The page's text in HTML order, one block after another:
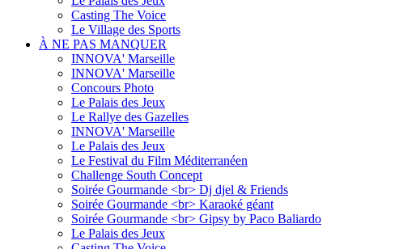
Casting The Voice
Le Village des Sports
À NE PAS MANQUER
INNOVA' Marseille
INNOVA' Marseille
Concours Photo
Le Palais des Jeux
Le Rallye des Gazelles
INNOVA' Marseille
Le Palais des Jeux
Le Festival du Film Méditerranéen
Challenge South Concept
Soirée Gourmande <br> Dj djel & Friends
Soirée Gourmande <br> Karaoké géant
Soirée Gourmande <br> Gipsy by Paco Baliardo
Le Palais des Jeux